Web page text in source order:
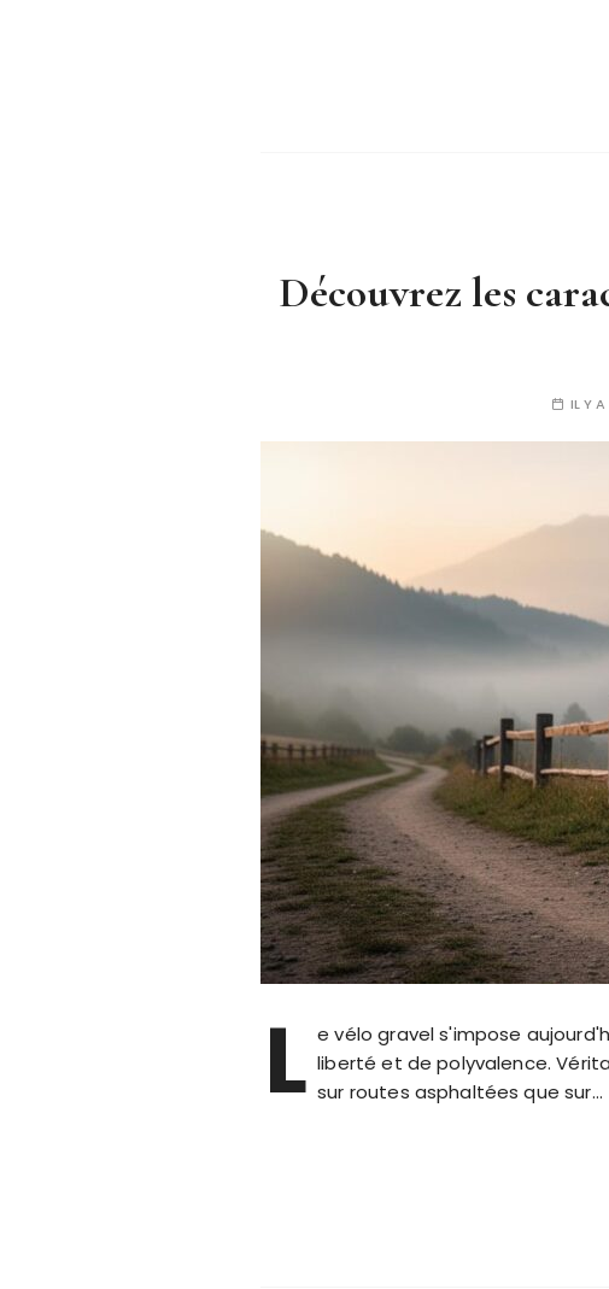
Découvrez les
IL Y
L e vélo gravel s'impose
liberté et de polyvalence.
sur routes asphaltées que sur…